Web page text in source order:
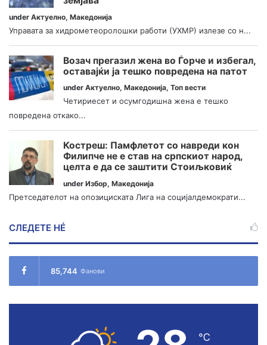
under Актуелно, Македонија
Управата за хидрометеоролошки работи (УХМР) излезе со н...
Возач прегазил жена во Ѓорче и избегал,
оставајќи ја тешко повредена на патот
under Актуелно, Македонија, Топ вести
Четириесет и осумгодишна жена е тешко
повредена откако...
Костреш: Памфлетот со навреди кон
Филипче не е став на српскиот народ,
целта е да се заштити Стоиљковиќ
under Избор, Македонија
Претседателот на опозициската Лига на социјалдемократи...
СЛЕДЕТЕ НÉ
85,744 Фанови
℃